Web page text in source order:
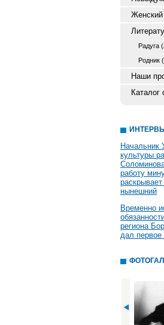
Женский
Радуга
Родник
Наши
Каталог
Начальник
культуры
работу
нынешний
Временно
региона
дал первое